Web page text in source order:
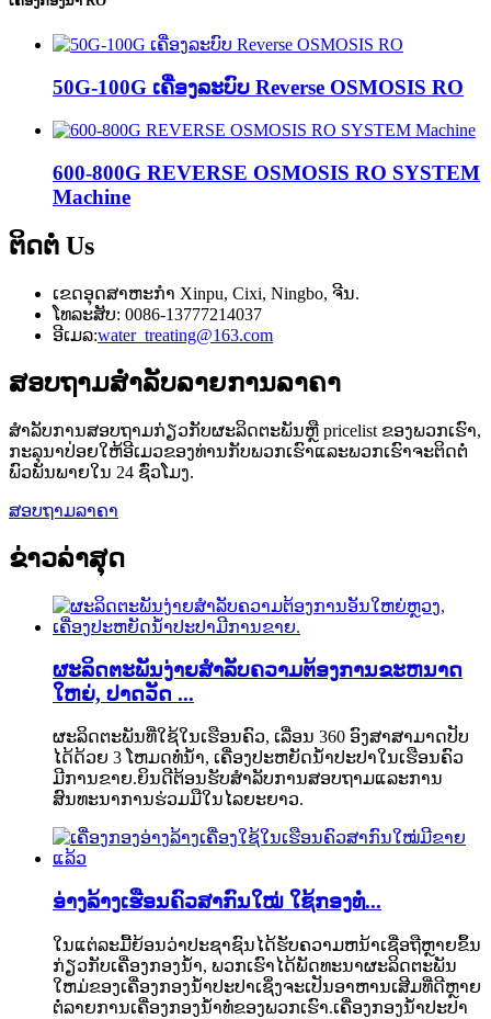
50G-100G ເຄື່ອງລະບົບ Reverse OSMOSIS RO
600-800G REVERSE OSMOSIS RO SYSTEM
Machine
ຕິດຕໍ່ Us
ເຂດອຸດສາຫະກຳ Xinpu, Cixi, Ningbo, ຈີນ.
ໂທລະສັບ: 0086-13777214037
ອີເມລ:water_treating@163.com
ສອບຖາມສໍາລັບລາຍການລາຄາ
ສໍາ​ລັບ​ການ​ສອບ​ຖາມ​ກ່ຽວ​ກັບ​ຜະ​ລິດ​ຕະ​ພັນ​ຫຼື pricelist ຂອງ​ພວກ​ເຮົາ​,
ກະ​ລຸ​ນາ​ປ່ອຍ​ໃຫ້​ອີ​ເມວ​ຂອງ​ທ່ານ​ກັບ​ພວກ​ເຮົາ​ແລະ​ພວກ​ເຮົາ​ຈະ​ຕິດ​ຕໍ່​
ພົວ​ພັນ​ພາຍ​ໃນ 24 ຊົ່ວ​ໂມງ​.
ສອບຖາມລາຄາ
ຂ່າວ​ລ່າ​ສຸດ
ຜະ​ລິດ​ຕະ​ພັນ​ງ່າຍ​ສໍາ​ລັບ​ຄວາມ​ຕ້ອງ​ການ​ຂະ​ຫນາດ​
ໃຫຍ່​, ປາດ​ວັດ ...
ຜະລິດຕະພັນທີ່ໃຊ້ໃນເຮືອນຄົວ, ເລື່ອນ 360 ອົງສາສາມາດປັບ
ໄດ້ດ້ວຍ 3 ໂຫມດທໍ່ນ້ໍາ, ເຄື່ອງປະຫຍັດນ້ໍາປະປາໃນເຮືອນຄົວ
ມີການຂາຍ.ຍິນດີຕ້ອນຮັບສໍາລັບການສອບຖາມແລະການ
ສົນທະນາການຮ່ວມມືໃນໄລຍະຍາວ.
ອ່າງລ້າງເຮືອນຄົວສາກົນໃໝ່ ໃຊ້ກອງທໍ່...
ໃນແຕ່ລະມື້ຍ້ອນວ່າປະຊາຊົນໄດ້ຮັບຄວາມຫນ້າເຊື່ອຖືຫຼາຍຂຶ້ນ
ກ່ຽວກັບເຄື່ອງກອງນ້ໍາ, ພວກເຮົາໄດ້ພັດທະນາຜະລິດຕະພັນ
ໃຫມ່ຂອງເຄື່ອງກອງນໍ້າປະປາເຊິ່ງຈະເປັນອາຫານເສີມທີ່ດີຫຼາຍ
ຕໍ່ລາຍການເຄື່ອງກອງນໍ້າທໍ່ຂອງພວກເຮົາ.ເຄື່ອງກອງນໍ້າປະປາ